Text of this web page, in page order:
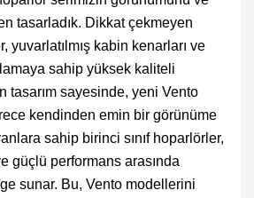
tasarladık. Dikkat çekmeyen
yuvarlatılmış kabin kenarları ve
sahip yüksek kaliteli
tasarım sayesinde, yeni Vento
kendinden emin bir görünüme
sahip birinci sınıf hoparlörler,
güçlü performans arasında
sunar. Bu, Vento modellerini